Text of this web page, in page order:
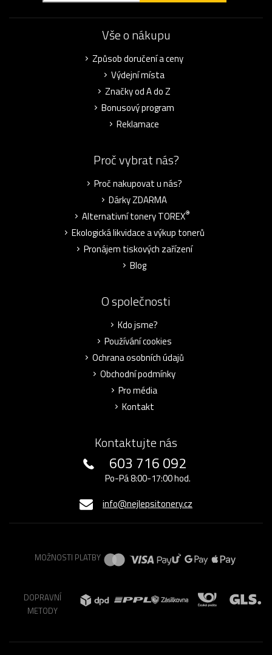
Vše o nákupu
Způsob doručení a ceny
Výdejní místa
Značky od A do Z
Bonusový program
Reklamace
Proč vybrat nás?
Proč nakupovat u nás?
Dárky ZDARMA
Alternativní tonery TOREX®
Ekologická likvidace a výkup tonerů
Pronájem tiskových zařízení
Blog
O společnosti
Kdo jsme?
Používání cookies
Ochrana osobních údajů
Obchodní podmínky
Pro média
Kontakt
Kontaktujte nás
603 716 092
Po-Pá 8:00-17:00 hod.
info@nejlepsitonery.cz
MOŽNOSTI PLATBY
DOPRAVNÍ
METODY